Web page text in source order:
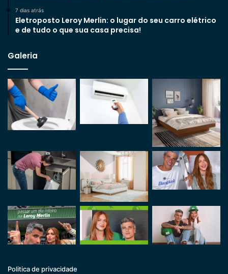
7 dias atrás
Eletroposto Leroy Merlin: o lugar do seu carro elétrico
e de tudo o que sua casa precisa!
Galeria
Politica de privacidade